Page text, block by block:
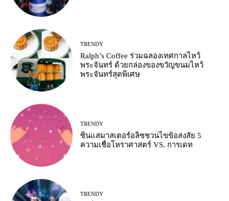
TRENDY
Ralph’s Coffee ร่วมฉลองเทศกาลไหว้
พระจันทร์ ด้วยกล่องของขวัญขนมไหว้
พระจันทร์สุดพิเศษ
TRENDY
ซินแสมาสเตอร์อลิซชวนไขข้อสงสัย 5
ความเชื่อโหราศาสตร์ VS. การเดท
TRENDY